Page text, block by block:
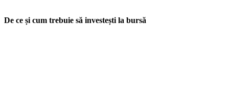
De ce și cum trebuie să investești la bursă